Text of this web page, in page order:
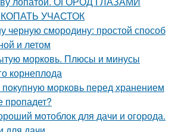
УЧАСТОК
черную смородину: простой способ
и летом
морковь. Плюсы и минусы
корнеплода
морковь перед хранением
пропадет?
мотоблок для дачи и огорода.